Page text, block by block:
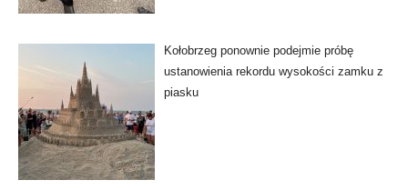
Kołobrzeg ponownie podejmie próbę
ustanowienia rekordu wysokości zamku z
piasku